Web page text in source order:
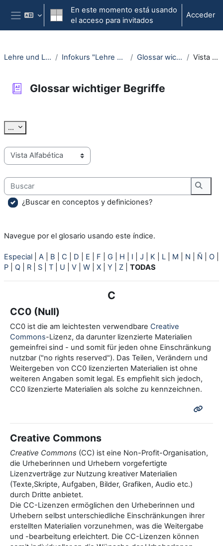
Salta al contenido principal
Panel lateral
En este momento está usando
el acceso para invitados
Acceder
Lehre und Lernen öffnen Infokurs "Lehre und Lernen öffnen" Glossar wichtiger Begriffe Vista Alfabética
Glossar wichtiger Begriffe
... Exportar entradas
Navegue por el glosario usando este índice.
Buscar
¿Buscar en conceptos y definiciones?
Navegue por el glosario usando este índice.
Especial A B C D E F G H I J K L M N Ñ O
P
Q R S T U V W X Y Z TODAS
C
CC0 (Null)
CC0 ist die am leichtesten verwendbare Creative
Commons-Lizenz, da darunter lizenzierte Materialien
gemeinfrei sind - und somit für jeden ohne Einschränkung
nutzbar ("no rights reserved"). Das Teilen, Verändern und
Weitergeben von CC0 lizenzierten Materialien ist ohne
weiteren Angaben somit legal. Es empfiehlt sich jedoch,
CC0 lizenzierte Materialien als solche zu kennzeichnen.
Creative Commons
Creative Commons (CC) ist eine Non-Profit-Organisation,
die Urheberinnen und Urhebern vorgefertigte
Lizenzverträge zur Nutzung kreativer Materialien
(Texte,Skripte, Aufgaben, Bilder, Grafiken, Audio etc.)
durch Dritte anbietet.
Die CC-Lizenzen ermöglichen den Urheberinnen und
Urhebern selbst unterschiedliche Einschränkungen ihrer
erstellten Materialien vorzunehmen, was die Weitergabe
und -bearbeitung erleichtert. Die CC-Lizenzen können